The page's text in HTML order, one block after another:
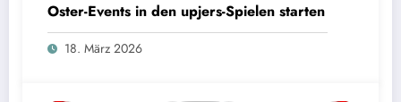
Oster-Events in den upjers-Spielen starten
18. März 2026